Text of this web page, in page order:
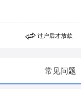
过户后才放款
常见问题